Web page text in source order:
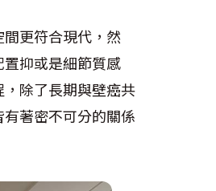
更符合現代，然
抑或是細節質感
除了長期與壁癌共
著密不可分的關係